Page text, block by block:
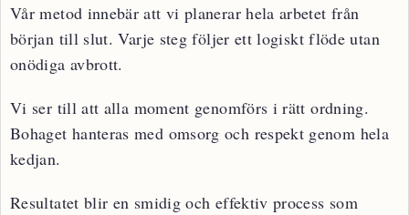
Vår metod innebär att vi planerar hela arbetet från
början till slut. Varje steg följer ett logiskt flöde utan
onödiga avbrott.
Vi ser till att alla moment genomförs i rätt ordning.
Bohaget hanteras med omsorg och respekt genom hela
kedjan.
Resultatet blir en smidig och effektiv process som